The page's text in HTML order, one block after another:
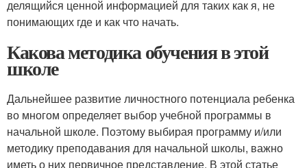
делящийся ценной информацией для таких как я, не
понимающих где и как что начать.
Какова методика обучения в этой
школе
Дальнейшее развитие личностного потенциала ребенка
во многом определяет выбор учебной программы в
начальной школе. Поэтому выбирая программу и/или
методику преподавания для начальной школы, важно
иметь о них первичное представление. В этой статье